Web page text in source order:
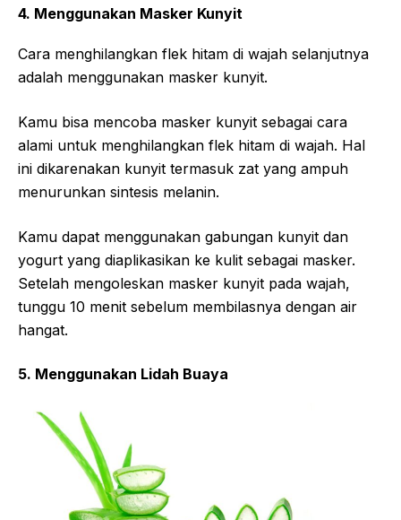
4. Menggunakan Masker Kunyit
Cara menghilangkan flek hitam di wajah selanjutnya
adalah menggunakan masker kunyit.
Kamu bisa mencoba masker kunyit sebagai cara
alami untuk menghilangkan flek hitam di wajah. Hal
ini dikarenakan kunyit termasuk zat yang ampuh
menurunkan sintesis melanin.
Kamu dapat menggunakan gabungan kunyit dan
yogurt yang diaplikasikan ke kulit sebagai masker.
Setelah mengoleskan masker kunyit pada wajah,
tunggu 10 menit sebelum membilasnya dengan air
hangat.
5. Menggunakan Lidah Buaya